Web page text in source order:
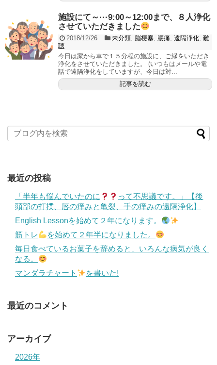
施設にて～···9:00～12:00まで、８人浄化
させていただきました
2018/12/26 未分類, 脳梗塞, 腰痛, 遠隔浄化, 難
聴
今日は家から車で１５分程の施設に、ご縁をいただき
浄化をさせていただきました。 (いつもはメールや電
話で遠隔浄化をしていますが、今日は対...
記事を読む
最近の投稿
「半年も悩んでいたのに
って不思議です。」【後
頭部の打撲、唇の痒みと亀裂、手の痒みの遠隔浄化】
English Lessonを始めて２年になります。
筋トレ
を始めて２年半になりました。
毎日食べているお菓子を辞めると、いろんな病気が良く
なる。
マンダラチャート
を書いた!
最近のコメント
アーカイブ
2026年